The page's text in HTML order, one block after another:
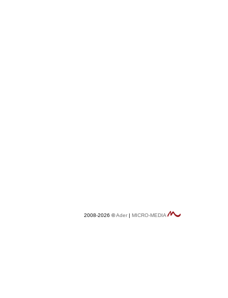
2008-2026 ©Ader | MICRO-MEDIA